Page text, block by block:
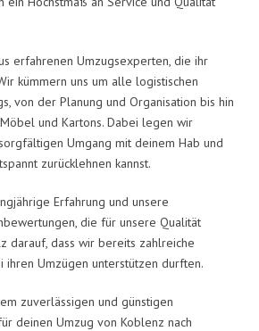
erfahrenen Umzugsexperten, die ihr
kümmern uns um alle logistischen
von der Planung und Organisation bis hin
und Kartons. Dabei legen wir
Umgang mit deinem Hab und
zurücklehnen kannst.
Erfahrung und unsere
die für unsere Qualität
darauf, dass wir bereits zahlreiche
ihren Umzügen unterstützen durften.
zuverlässigen und günstigen
deinen Umzug von Koblenz nach